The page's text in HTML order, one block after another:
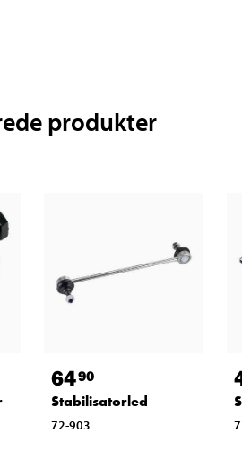
produkter
6490
Stabilisatorled
72-903